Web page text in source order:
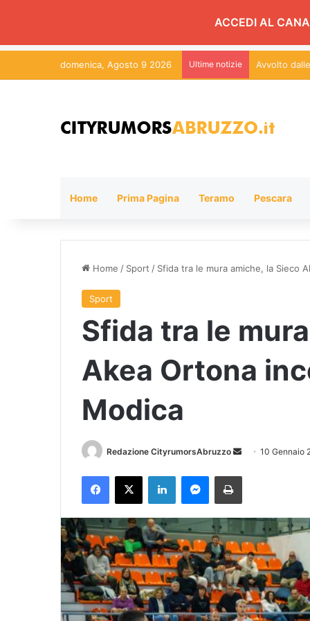
ACCEDI AL
domenica, Agosto 9 2026 Ultime notizie Avvolto
Home Prima Pagina Teramo Pescara
Home / Sport / Sfida tra le mura amiche, la Sieco
Sport
Sfida tra le
Akea Ortona
Modica
Redazione CityrumorsAbruzzo
i
a
u
n
'
e
m
a
10 Gennaio